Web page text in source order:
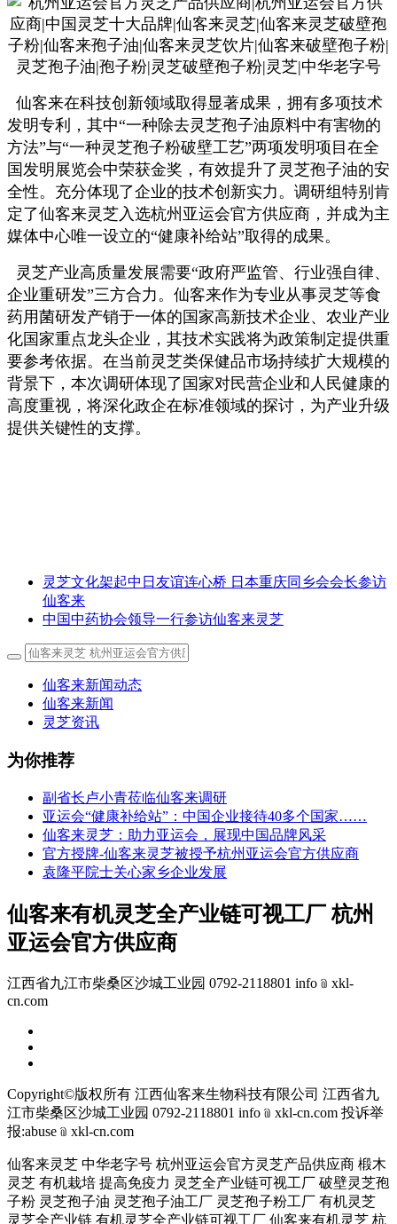
仙客来在科技创新领域取得显著成果，拥有多项技术
发明专利，其中“一种除去灵芝孢子油原料中有害物的
方法”与“一种灵芝孢子粉破壁工艺”两项发明项目在全
国发明展览会中荣获金奖，有效提升了灵芝孢子油的安
全性。充分体现了企业的技术创新实力。调研组特别肯
定了仙客来灵芝入选杭州亚运会官方供应商，并成为主
媒体中心唯一设立的“健康补给站”取得的成果。
灵芝产业高质量发展需要“政府严监管、行业强自律、
企业重研发”三方合力。仙客来作为专业从事灵芝等食
药用菌研发产销于一体的国家高新技术企业、 农业产业
化国家重点龙头企业 ，其技术实践将为政策制定提供重
要参考依据。在当前灵芝类保健品市场持续扩大规模的
背景下，本次调研体现了国家对民营企业和人民健康的
高度重视，将深化政企在标准领域的探讨，为产业升级
提供关键性的支撑。
灵芝文化架起中日友谊连心桥 日本重庆同乡会会长参访
仙客来
中国中药协会领导一行参访仙客来灵芝
仙客来新闻动态
仙客来新闻
灵芝资讯
为你推荐
副省长卢小青莅临仙客来调研
亚运会“健康补给站”：中国企业接待40多个国家……
仙客来灵芝：助力亚运会，展现中国品牌风采
官方授牌-仙客来灵芝被授予杭州亚运会官方供应商
袁隆平院士关心家乡企业发展
仙客来有机灵芝全产业链可视工厂 杭州
亚运会官方供应商
江西省九江市柴桑区沙城工业园 0792-2118801 info﹫xkl-
cn.com
Copyright©版权所有 江西仙客来生物科技有限公司 江西省九
江市柴桑区沙城工业园 0792-2118801 info﹫xkl-cn.com 投诉举
报:abuse﹫xkl-cn.com
仙客来灵芝 中华老字号 杭州亚运会官方灵芝产品供应商 椴木
灵芝 有机栽培 提高免疫力 灵芝全产业链可视工厂 破壁灵芝孢
子粉 灵芝孢子油 灵芝孢子油工厂 灵芝孢子粉工厂 有机灵芝
灵芝全产业链 有机灵芝全产业链可视工厂 仙客来有机灵芝 杭